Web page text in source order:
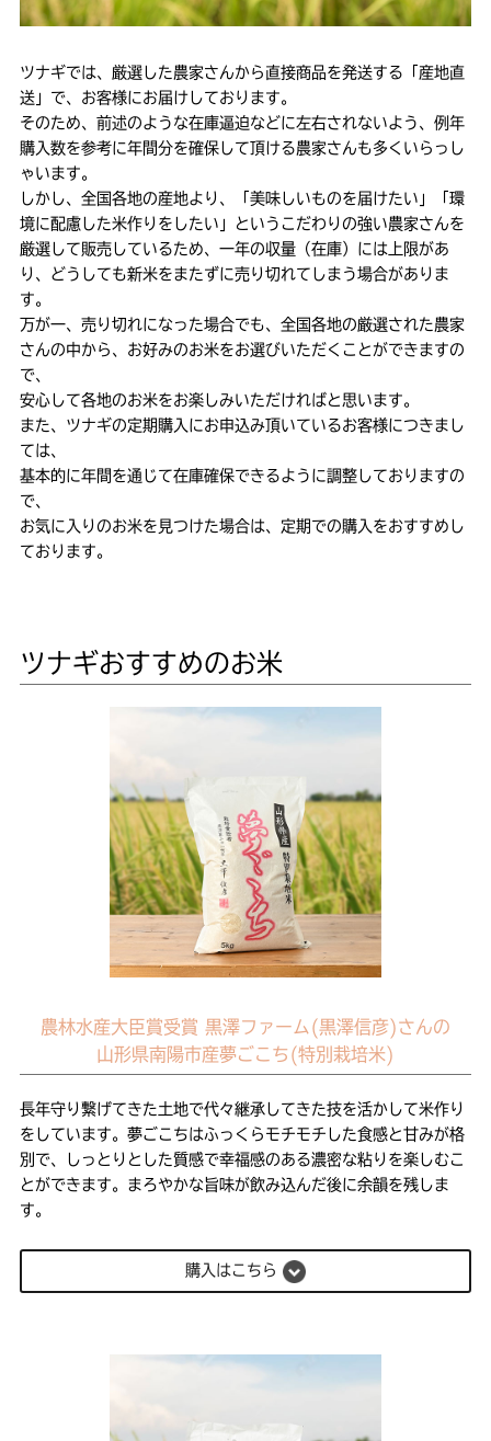
ツナギでは、厳選した農家さんから直接商品を発送する「産地直
送」で、お客様にお届けしております。
そのため、前述のような在庫逼迫などに左右されないよう、例年
購入数を参考に年間分を確保して頂ける農家さんも多くいらっし
ゃいます。
しかし、全国各地の産地より、「美味しいものを届けたい」「環
境に配慮した米作りをしたい」というこだわりの強い農家さんを
厳選して販売しているため、一年の収量（在庫）には上限があ
り、どうしても新米をまたずに売り切れてしまう場合がありま
す。
万が一、売り切れになった場合でも、全国各地の厳選された農家
さんの中から、お好みのお米をお選びいただくことができますの
で、
安心して各地のお米をお楽しみいただければと思います。
また、ツナギの定期購入にお申込み頂いているお客様につきまし
ては、
基本的に年間を通じて在庫確保できるように調整しておりますの
で、
お気に入りのお米を見つけた場合は、定期での購入をおすすめし
ております。
ツナギおすすめのお米
農林水産大臣賞受賞 黒澤ファーム(黒澤信彦)さんの
山形県南陽市産夢ごこち(特別栽培米)
長年守り繋げてきた土地で代々継承してきた技を活かして米作り
をしています。夢ごこちはふっくらモチモチした食感と甘みが格
別で、しっとりとした質感で幸福感のある濃密な粘りを楽しむこ
とができます。まろやかな旨味が飲み込んだ後に余韻を残しま
す。
購入はこちら